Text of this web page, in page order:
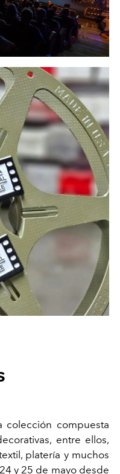
compuesta
entre ellos,
platería y muchos
y 25 de mayo desde